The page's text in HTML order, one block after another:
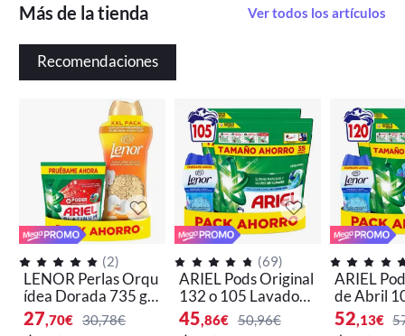
Más de la tienda Ver todos los artículos
Recomendaciones
(2)
LENOR Perlas Orqu
ídea Dorada 735 gr
+ ARIEL Oxi 10 Lav
ados
27,70€ 30,78€
(69)
ARIEL Pods Original
132 o 105 Lavados
+ Perlas 150 gr
45,86€ 50,96€
ARIEL
de Abril
avados +
gr
52,13€